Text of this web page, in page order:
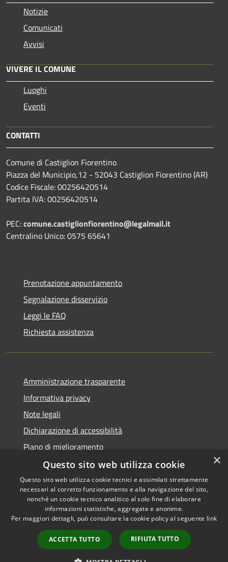
Notizie
Comunicati
Avvisi
VIVERE IL COMUNE
Luoghi
Eventi
CONTATTI
Comune di Castiglion Fiorentino
Piazza del Municipio,12 - 52043 Castiglion Fiorentino (AR)
Codice Fiscale: 00256420514
Partita IVA: 00256420514
PEC:comune.castiglionfiorentino@legalmail.it
Centralino Unico: 0575 65641
Prenotazione appuntamento
Segnalazione disservizio
Leggi le FAQ
Richiesta assistenza
Amministrazione trasparente
Informativa privacy
Note legali
Dichiarazione di accessibilità
Piano di miglioramento
Accessibilità
Privacy
Mappa del sito
Copyright © 2026 • Comune di
Castiglion Fiorentino •
Powered byMunicipium •
Accesso redazione
×
Questo sito web utilizza cookie
Questo sito web utilizza cookie tecnici e assimilati strettamente
necessari al corretto funzionamento e alla navigazione del sito,
nonché un cookie tecnico analitico al solo fine di elaborare
informazioni statistiche, aggregate e anonime.
Per maggiori dettagli, può consultare la cookie policy al seguente link
ACCETTA TUTTO RIFIUTA TUTTO